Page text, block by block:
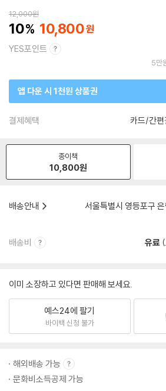
12,000원
10 10,800
YES포인트
5만
앱 다운 시 1천원 상품권
결제혜택 카드/간편
종이책
10,800원
배송안내
서울특별시 영등포구
배송비 유료
이미 소장하고 있다면 판매해 보세요.
예스24에 팔기
바이백 신청 불가
해외배송 가능
문화비소득공제 가능